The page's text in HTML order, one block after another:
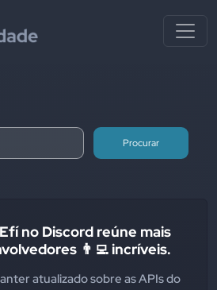
Procurar
no Discord reúne mais
👨‍💻 incríveis.
atualizado sobre as APIs do